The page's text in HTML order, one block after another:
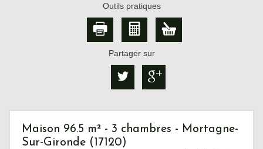
Outils pratiques
Partager sur
Maison 96.5 m² - 3 chambres - Mortagne-
Sur-Gironde (17120)